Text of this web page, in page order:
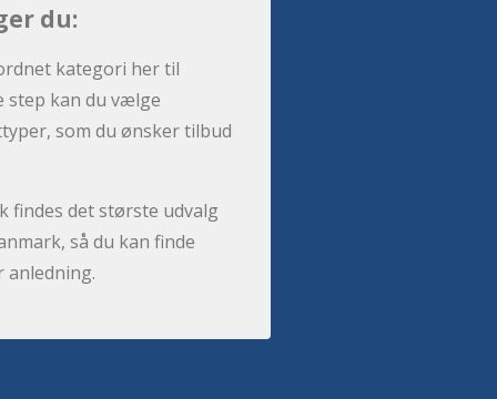
du:
kategori her til
step kan du vælge
som du ønsker tilbud
findes det største udvalg
så du kan finde
anledning.